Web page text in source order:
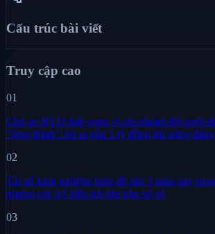
Cấu trúc bài viết
Truy cập cao
01
Chủ xe BYD thất vọng vì chi nhánh đột ngột
"lặng thinh": bỏ ra gần 1 tỷ đồng thì xứng
02
Tài xế kinh nghiệm luôn để sẵn 3 món này
nhưng cực kỳ hữu ích khi gặp sự cố
03